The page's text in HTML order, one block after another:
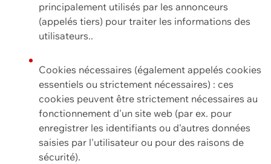
principalement utilisés par les annonceurs
(appelés tiers) pour traiter les informations des
utilisateurs..
Cookies nécessaires (également appelés cookies
essentiels ou strictement nécessaires) : ces
cookies peuvent être strictement nécessaires au
fonctionnement d'un site web (par ex. pour
enregistrer les identifiants ou d'autres données
saisies par l'utilisateur ou pour des raisons de
sécurité).